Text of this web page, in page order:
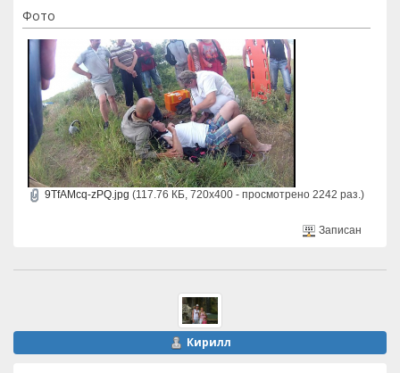
Фото
9TfAMcq-zPQ.jpg (117.76 КБ, 720x400 - просмотрено 2242 раз.)
Записан
Кирилл